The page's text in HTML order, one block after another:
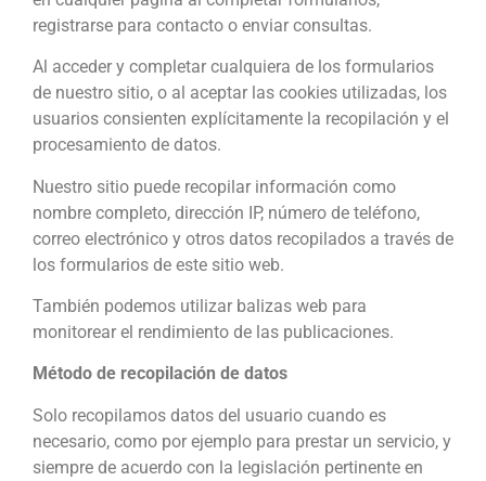
registrarse para contacto o enviar consultas.
Al acceder y completar cualquiera de los formularios
de nuestro sitio, o al aceptar las cookies utilizadas, los
usuarios consienten explícitamente la recopilación y el
procesamiento de datos.
Nuestro sitio puede recopilar información como
nombre completo, dirección IP, número de teléfono,
correo electrónico y otros datos recopilados a través de
los formularios de este sitio web.
También podemos utilizar balizas web para
monitorear el rendimiento de las publicaciones.
Método de recopilación de datos
Solo recopilamos datos del usuario cuando es
necesario, como por ejemplo para prestar un servicio, y
siempre de acuerdo con la legislación pertinente en